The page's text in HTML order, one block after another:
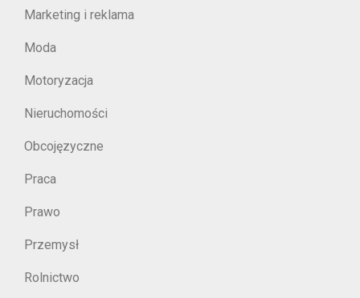
Marketing i reklama
Moda
Motoryzacja
Nieruchomości
Obcojęzyczne
Praca
Prawo
Przemysł
Rolnictwo